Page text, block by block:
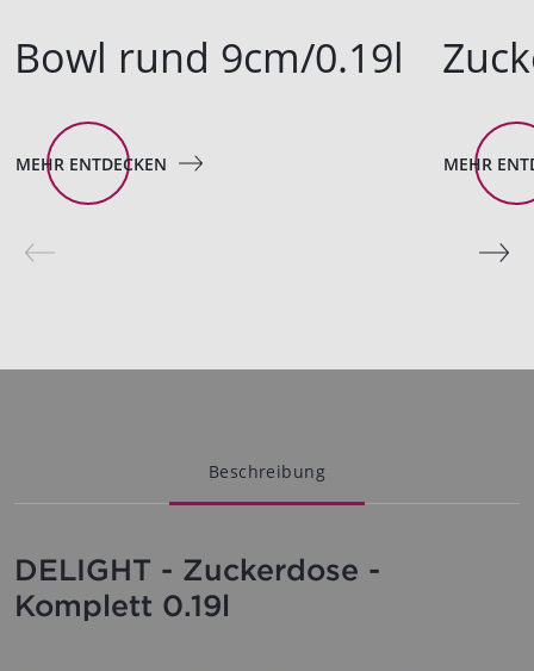
Bowl rund 9cm/0.19l
MEHR ENTDECKEN MEHR
Beschreibung
DELIGHT - Zuckerdose -
Komplett 0.19l